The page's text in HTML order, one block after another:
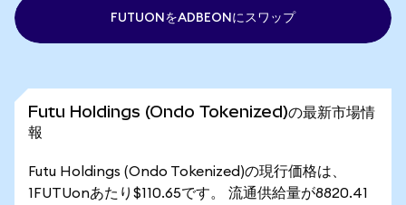
FUTUONをADBEONにスワップ
Futu Holdings (Ondo Tokenized)の最新市場情
報
Futu Holdings (Ondo Tokenized)の現行価格は、
1FUTUonあたり$110.65です。 流通供給量が8820.41